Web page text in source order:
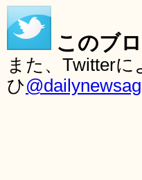
このブ
また、Twitter
ひ